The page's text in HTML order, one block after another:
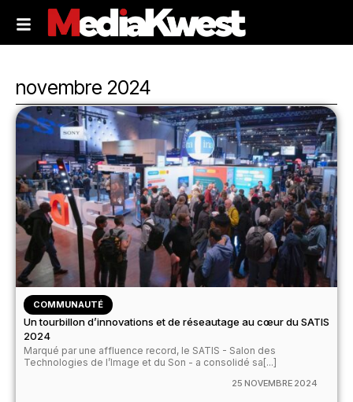
novembre 2024
COMMUNAUTÉ
Un tourbillon d’innovations et de réseautage au cœur du SATIS
2024
Marqué par une affluence record, le SATIS - Salon des
Technologies de l’Image et du Son - a consolidé sa[...]
25 NOVEMBRE 2024